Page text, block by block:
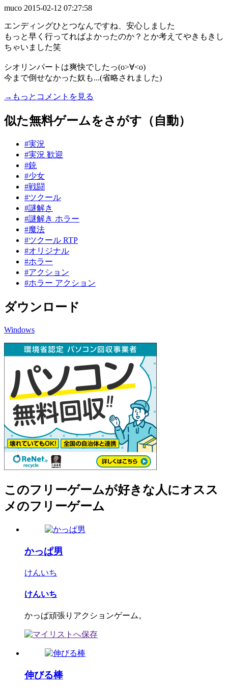
muco 2015-02-12 07:27:58
エンディングひとつなんですね、安心しました
もっと早く行ってればよかったのか？とか考えてやきもきし
ちゃいました笑
シオリンパートは爽快でしたっ(o>∀<o)
今まで倒せなかった奴も...(省略されました)
→もっとコメントを見る
似た無料ゲームをさがす（自動）
#実況
#実況 歓迎
#銃
#少女
#戦闘
#ツクール
#謎解き
#謎解き ホラー
#魔法
#ツクール RTP
#オリジナル
#ホラー
#アクション
#ホラー アクション
ダウンロード
Windows
このフリーゲームが好きな人にオスス
メのフリーゲーム
かっぱ男
けんいち
けんいち
かっぱ頑張りアクションゲーム。
伸びる棒